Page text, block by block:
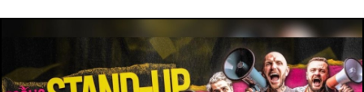
Evenimente
Emisiuni TV
Horoscop